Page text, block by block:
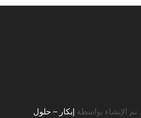
. تم الإنشاء بواسطة إبكار – حلول